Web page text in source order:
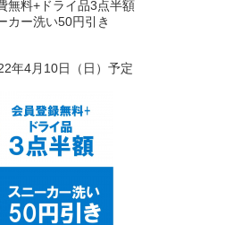
無料+ドライ品3点半額
カー洗い50円引き
年4月10日（日）予定